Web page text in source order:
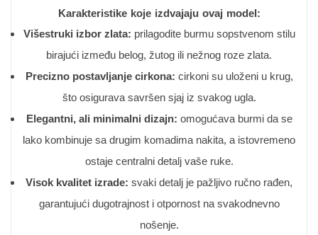
Karakteristike koje izdvajaju ovaj model:
Višestruki izbor zlata: prilagodite burmu sopstvenom stilu
birajući između belog, žutog ili nežnog roze zlata.
Precizno postavljanje cirkona: cirkoni su uloženi u krug,
što osigurava savršen sjaj iz svakog ugla.
Elegantni, ali minimalni dizajn: omogućava burmi da se
lako kombinuje sa drugim komadima nakita, a istovremeno
ostaje centralni detalj vaše ruke.
Visok kvalitet izrade: svaki detalj je pažljivo ručno rađen,
garantujući dugotrajnost i otpornost na svakodnevno
nošenje.